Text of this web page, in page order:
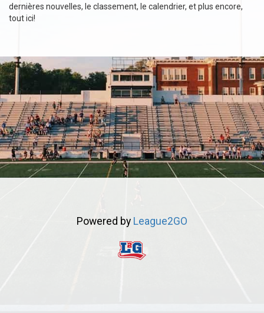
dernières nouvelles, le classement, le calendrier, et plus encore,
tout ici!
Powered by League2GO